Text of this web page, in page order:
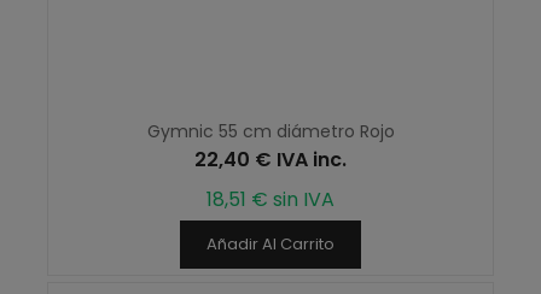
Gymnic 55 cm diámetro Rojo
22,40 € IVA inc.
18,51 € sin IVA
Añadir Al Carrito